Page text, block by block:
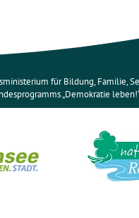
für Bildung, Familie,
„Demokratie